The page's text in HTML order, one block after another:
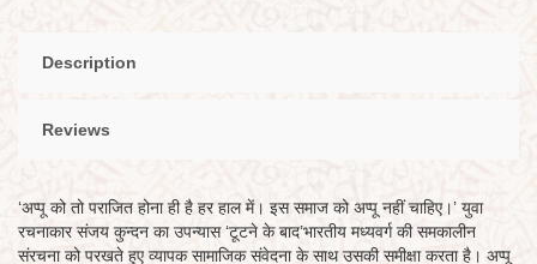
Description
Reviews
‘अप्पू को तो पराजित होना ही है हर हाल में। इस समाज को अप्पू नहीं चाहिए।’ युवा
रचनाकार संजय कुन्दन का उपन्यास ‘टूटने के बाद’भारतीय मध्यवर्ग की समकालीन
संरचना को परखते हुए व्यापक सामाजिक संवेदना के साथ उसकी समीक्षा करता है। अप्पू